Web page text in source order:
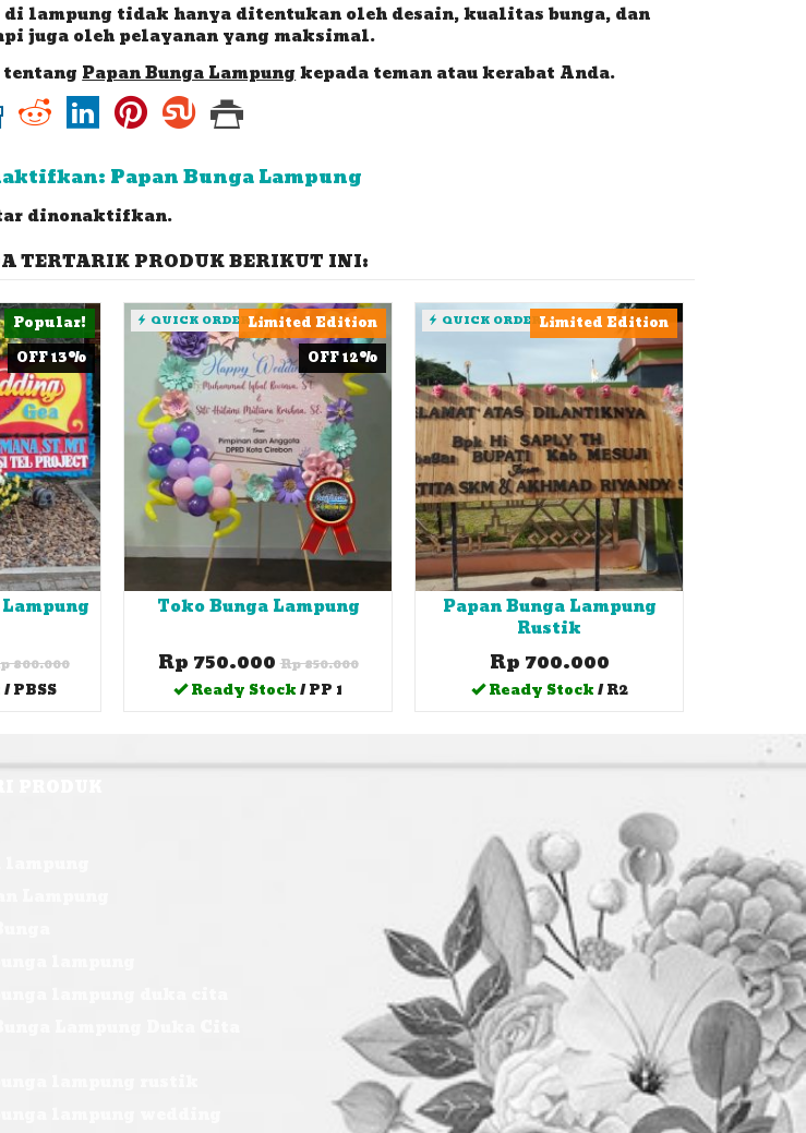
lampung tidak hanya ditentukan oleh desain, kualitas bunga, dan
juga oleh pelayanan yang maksimal.
tentangPapan Bunga Lampungkepada teman atau kerabat Anda.
Papan Bunga Lampung
dinonaktifkan.
TERTARIK PRODUK BERIKUT INI:
Popular!
OFF 13%
800.000
/ PBSS
Limited Edition
OFF 12%
QUICK ORDER
Toko Bunga Lampung
Rp 750.000 Rp 850.000
Ready Stock/ PP 1
Limited Edition
QUICK ORDER
Papan Bunga Lampung
Rustik
Rp 700.000
Ready Stock/ R2